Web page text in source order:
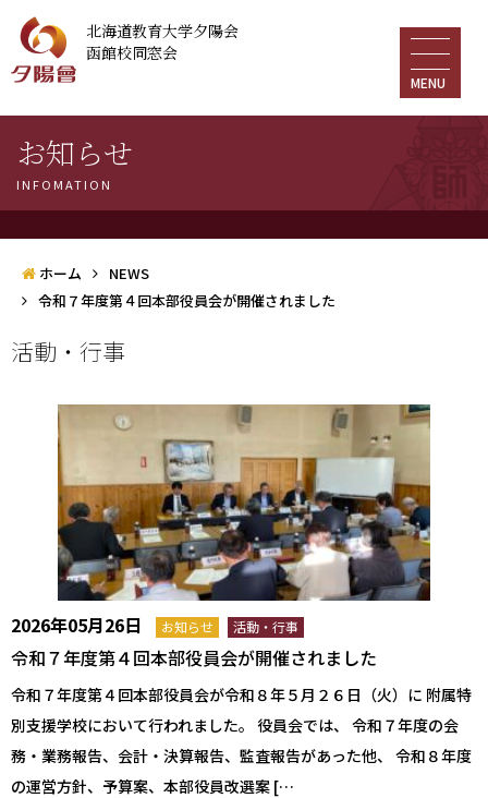
北海道教育大学夕陽会
函館校同窓会
MENU
お知らせ
INFOMATION
ホーム
NEWS
令和７年度第４回本部役員会が開催されました
活動・行事
2026年05月26日 お知らせ 活動・行事
令和７年度第４回本部役員会が開催されました
令和７年度第４回本部役員会が令和８年５月２６日（火）に 附属特
別支援学校において行われました。 役員会では、 令和７年度の会
務・業務報告、会計・決算報告、監査報告があった他、 令和８年度
の運営方針、予算案、本部役員改選案 […